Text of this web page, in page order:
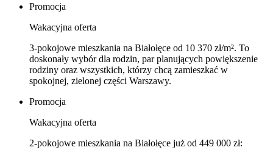
Promocja
Wakacyjna oferta
3‑pokojowe mieszkania na Białołęce od 10 370 zł/m². To
doskonały wybór dla rodzin, par planujących powiększenie
rodziny oraz wszystkich, którzy chcą zamieszkać w
spokojnej, zielonej części Warszawy.
Promocja
Wakacyjna oferta
2‑pokojowe mieszkania na Białołęce już od 449 000 zł: